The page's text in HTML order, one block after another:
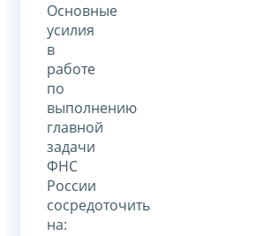
Основные
усилия
в
работе
по
выполнению
главной
задачи
ФНС
России
сосредоточить
на: